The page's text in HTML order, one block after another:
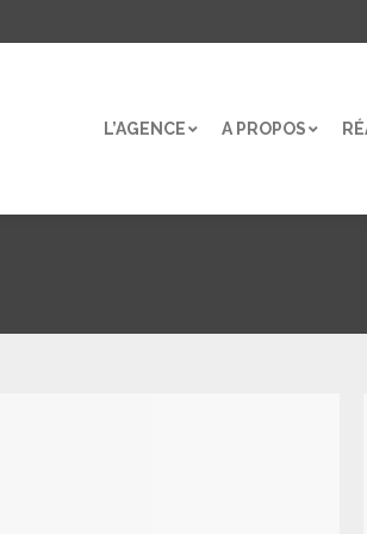
L’AGENCE A PROPOS